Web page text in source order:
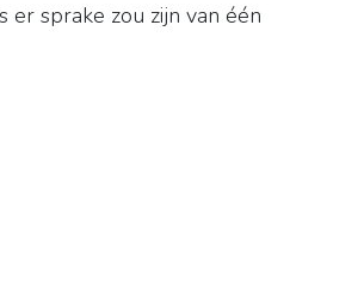
er sprake zou zijn van één